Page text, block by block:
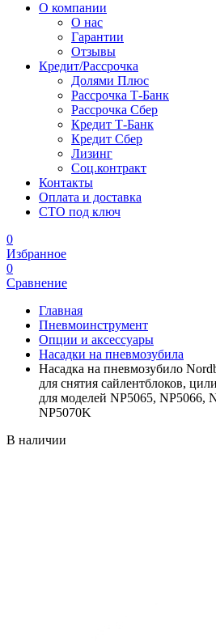
О компании
О нас
Гарантии
Отзывы
Кредит/Рассрочка
Долями Плюс
Рассрочка Т-Банк
Рассрочка Сбер
Кредит Т-Банк
Кредит Сбер
Лизинг
Соц.контракт
Контакты
Оплата и доставка
СТО под ключ
0
Избранное
0
Сравнение
Главная
Пневмоинструмент
Опции и аксессуары
Насадки на пневмозубила
Насадка на пневмозубило
для снятия сайлентблоков,
для моделей NP5065, NP5066,
NP5070K
В наличии